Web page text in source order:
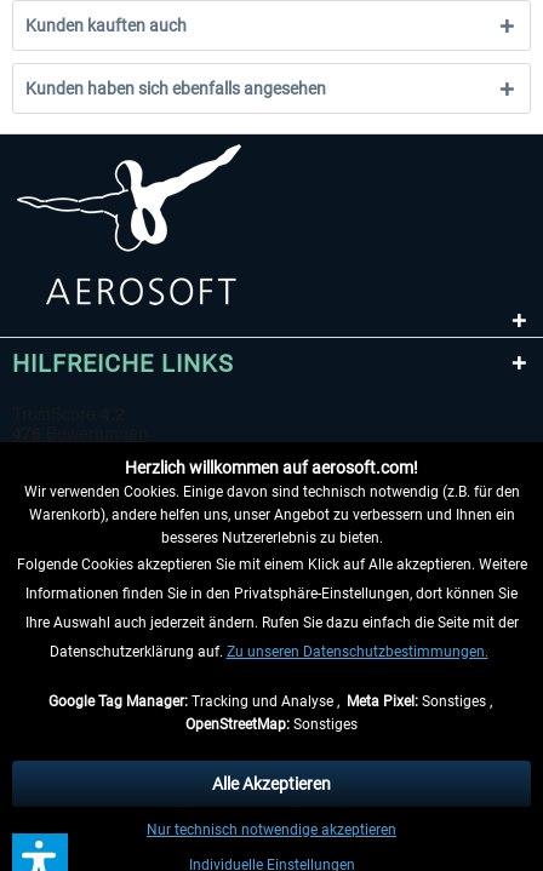
Kunden kauften auch
Kunden haben sich ebenfalls angesehen
HILFREICHE LINKS
VERTRAG WIDERRUFEN
INFORMATIONEN
anders beschrieben.
** Gilt für Lieferungen innerhalb Deutschlands, Lieferzeiten für andere Länder
entnehmen Sie bitte denVersandinformationen
Herzlich willkommen auf aerosoft.com!
Wir verwenden Cookies. Einige davon sind technisch notwendig (z.B. für den
Warenkorb), andere helfen uns, unser Angebot zu verbessern und Ihnen ein
besseres Nutzererlebnis zu bieten.
Folgende Cookies akzeptieren Sie mit einem Klick auf Alle akzeptieren. Weitere
Informationen finden Sie in den Privatsphäre-Einstellungen, dort können Sie
Ihre Auswahl auch jederzeit ändern. Rufen Sie dazu einfach die Seite mit der
Datenschutzerklärung auf. Zu unseren Datenschutzbestimmungen.
Google Tag Manager:Tracking und Analyse , Meta Pixel:Sonstiges ,
OpenStreetMap: Sonstiges
Individuelle Einstellungen
Nur technisch notwendige akzeptieren
Alle Akzeptieren